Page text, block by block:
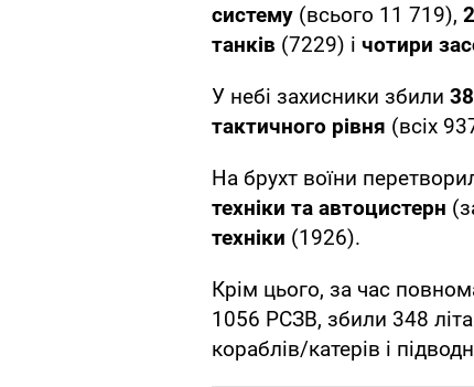
систему (всього 11 719),
танків (7229) і чотири
У небі захисники збили 38
тактичного рівня (всіх
На брухт воїни
техніки та автоцистерн
техніки (1926).
Крім цього, за час
1056 РСЗВ, збили 348
кораблів/катерів і